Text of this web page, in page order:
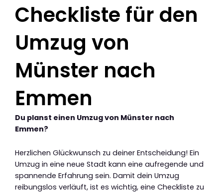
Checkliste für den
Umzug von
Münster nach
Emmen
Du planst einen Umzug von Münster nach
Emmen?
Herzlichen Glückwunsch zu deiner Entscheidung! Ein
Umzug in eine neue Stadt kann eine aufregende und
spannende Erfahrung sein. Damit dein Umzug
reibungslos verläuft, ist es wichtig, eine Checkliste zu